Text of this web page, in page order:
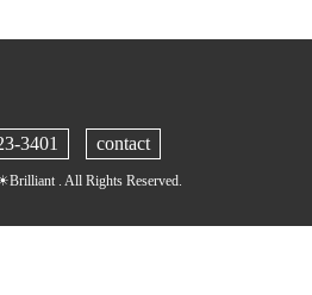
3401 contact
. All Rights Reserved.